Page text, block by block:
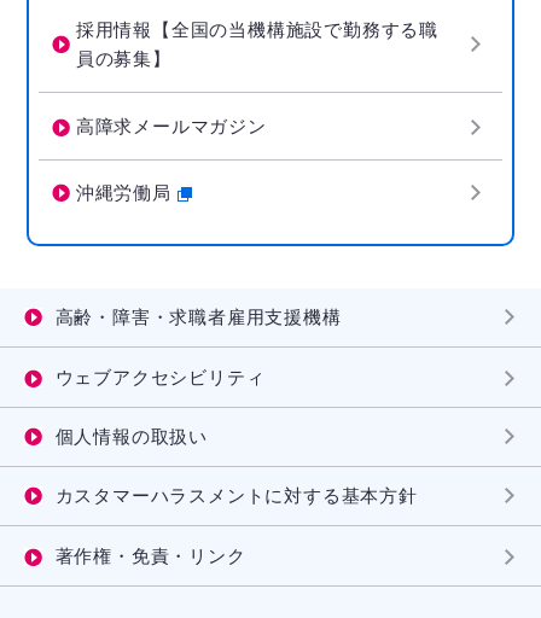
採用情報【全国の当機構施設で勤務する職
員の募集】
高障求メールマガジン
沖縄労働局
高齢・障害・求職者雇用支援機構
ウェブアクセシビリティ
個人情報の取扱い
カスタマーハラスメントに対する基本方針
著作権・免責・リンク